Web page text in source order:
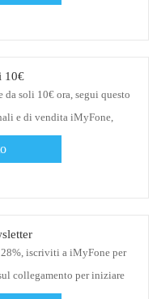
10€
soli 10€ ora, segui questo
e di vendita iMyFone,
iscriviti a iMyFone per
collegamento per iniziare